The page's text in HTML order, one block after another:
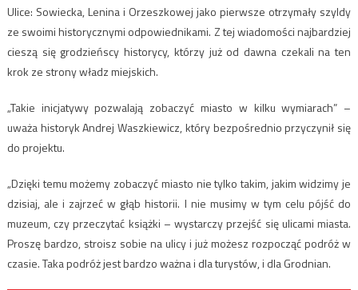
Ulice: Sowiecka, Lenina i Orzeszkowej jako pierwsze otrzymały szyldy
ze swoimi historycznymi odpowiednikami. Z tej wiadomości najbardziej
cieszą się grodzieńscy historycy, którzy już od dawna czekali na ten
krok ze strony władz miejskich.
„Takie inicjatywy pozwalają zobaczyć miasto w kilku wymiarach” –
uważa historyk Andrej Waszkiewicz, który bezpośrednio przyczynił się
do projektu.
„Dzięki temu możemy zobaczyć miasto nie tylko takim, jakim widzimy je
dzisiaj, ale i zajrzeć w głąb historii. I nie musimy w tym celu pójść do
muzeum, czy przeczytać książki – wystarczy przejść się ulicami miasta.
Proszę bardzo, stroisz sobie na ulicy i już możesz rozpocząć podróż w
czasie. Taka podróż jest bardzo ważna i dla turystów, i dla Grodnian.